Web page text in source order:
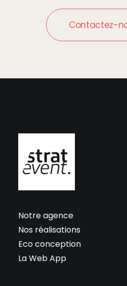
Contactez-
Notre agence
Nos réalisations
Eco conception
La Web App